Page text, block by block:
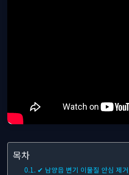
목차
✔ 남양읍 변기 이물질 안심 제